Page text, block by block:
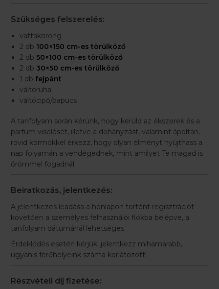
Szükséges felszerelés:
vattakorong
2 db 100×150 cm-es törülköző
2 db 50×100 cm-es törülköző
2 db 30×50 cm-es törülköző
1 db fejpánt
váltóruha
váltócipő/papucs
A tanfolyam során kérünk, hogy kerüld az ékszerek és a
parfüm viselését, illetve a dohányzást, valamint ápoltan,
rövid körmökkel érkezz, hogy olyan élményt nyújthass a
nap folyamán a vendégednek, mint amilyet Te magad is
örömmel fogadnál.
Beiratkozás, jelentkezés:
A jelentkezés leadása a honlapon történt regisztrációt
követően a személyes felhasználói fiókba belépve, a
tanfolyam dátumánál lehetséges.
Érdeklődés esetén kérjük, jelentkezz mihamarabb,
ugyanis férőhelyeink száma korlátozott!
Részvételi díj fizetése: